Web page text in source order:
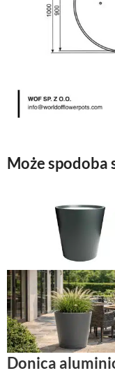
Może spodoba
Donica